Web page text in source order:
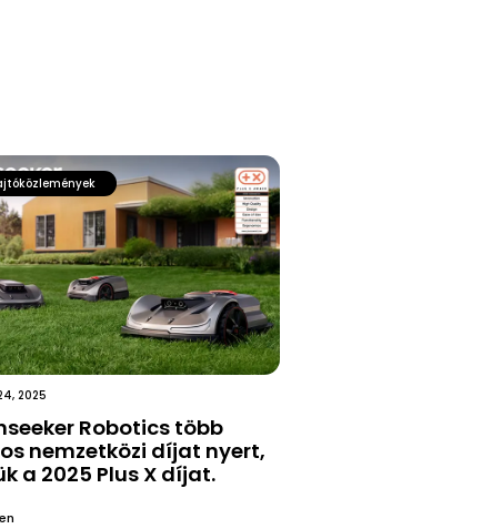
2025
Robotics több
nemzetközi díjat nyert,
a 2025 Plus X díjat.